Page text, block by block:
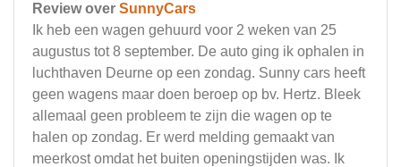
Review over SunnyCars
Ik heb een wagen gehuurd voor 2 weken van 25
augustus tot 8 september. De auto ging ik ophalen in
luchthaven Deurne op een zondag. Sunny cars heeft
geen wagens maar doen beroep op bv. Hertz. Bleek
allemaal geen probleem te zijn die wagen op te
halen op zondag. Er werd melding gemaakt van
meerkost omdat het buiten openingstijden was. Ik